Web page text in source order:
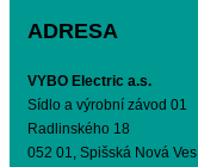
ADRESA
VYBO Electric a.s.
Sídlo a výrobní závod 01
Radlinského 18
052 01, Spišská Nová Ves